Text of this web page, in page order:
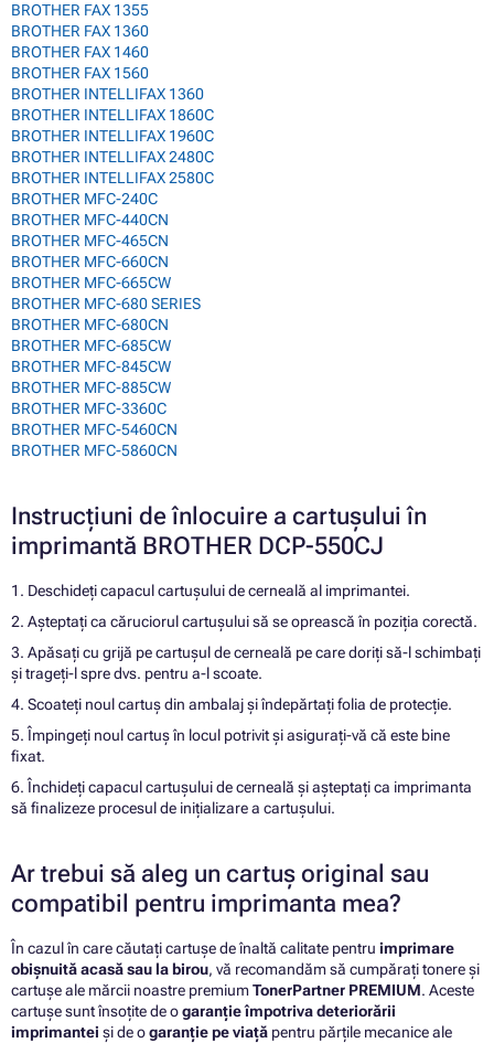
BROTHER FAX 1355
BROTHER FAX 1360
BROTHER FAX 1460
BROTHER FAX 1560
BROTHER INTELLIFAX 1360
BROTHER INTELLIFAX 1860C
BROTHER INTELLIFAX 1960C
BROTHER INTELLIFAX 2480C
BROTHER INTELLIFAX 2580C
BROTHER MFC-240C
BROTHER MFC-440CN
BROTHER MFC-465CN
BROTHER MFC-660CN
BROTHER MFC-665CW
BROTHER MFC-680 SERIES
BROTHER MFC-680CN
BROTHER MFC-685CW
BROTHER MFC-845CW
BROTHER MFC-885CW
BROTHER MFC-3360C
BROTHER MFC-5460CN
BROTHER MFC-5860CN
Instrucțiuni de înlocuire a cartușului în
imprimantă BROTHER DCP-550CJ
1. Deschideți capacul cartușului de cerneală al imprimantei.
2. Așteptați ca căruciorul cartușului să se oprească în poziția corectă.
3. Apăsați cu grijă pe cartușul de cerneală pe care doriți să-l schimbați
și trageți-l spre dvs. pentru a-l scoate.
4. Scoateți noul cartuș din ambalaj și îndepărtați folia de protecție.
5. Împingeți noul cartuș în locul potrivit și asigurați-vă că este bine
fixat.
6. Închideți capacul cartușului de cerneală și așteptați ca imprimanta
să finalizeze procesul de inițializare a cartușului.
Ar trebui să aleg un cartuș original sau
compatibil pentru imprimanta mea?
În cazul în care căutați cartușe de înaltă calitate pentru imprimare
obișnuită acasă sau la birou, vă recomandăm să cumpărați tonere și
cartușe ale mărcii noastre premiumTonerPartner PREMIUM. Aceste
cartușe sunt însoțite de ogaranție împotriva deteriorării
imprimantei și de ogaranție pe viață pentru părțile mecanice ale